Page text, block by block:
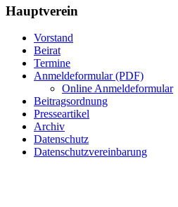
Hauptverein
Vorstand
Beirat
Termine
Anmeldeformular (PDF)
Online Anmeldeformular
Beitragsordnung
Presseartikel
Archiv
Datenschutz
Datenschutzvereinbarung